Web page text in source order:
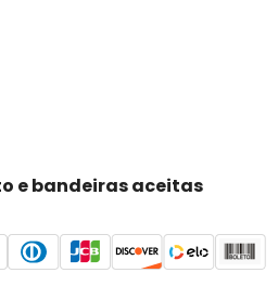
e bandeiras aceitas